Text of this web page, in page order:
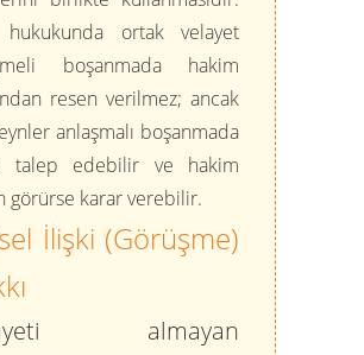
ortak velayet
boşanmada hakim
resen verilmez; ancak
anlaşmalı boşanmada
talep edebilir ve hakim
görürse karar verebilir.
İlişki (Görüşme)
almayan